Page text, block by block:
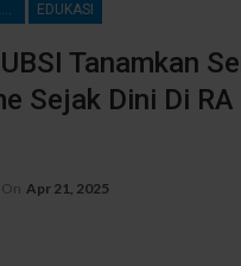
PENGABDIAN MASYARAKAT EDUKASI
Tanamkan
Sejak Dini Di RA
On Apr 21, 2025